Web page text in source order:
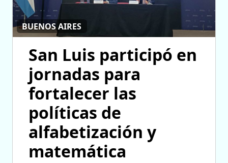
BUENOS AIRES
San Luis participó en
jornadas para
fortalecer las
políticas de
alfabetización y
matemática